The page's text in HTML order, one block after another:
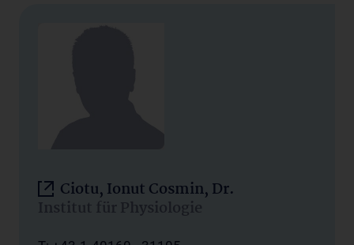
Ciotu, Ionut Cosmin, Dr.
Institut für Physiologie